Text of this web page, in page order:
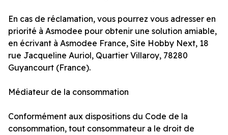
En cas de réclamation, vous pourrez vous adresser en
priorité à Asmodee pour obtenir une solution amiable,
en écrivant à Asmodee France, Site Hobby Next, 18
rue Jacqueline Auriol, Quartier Villaroy, 78280
Guyancourt (France).
Médiateur de la consommation
Conformément aux dispositions du Code de la
consommation, tout consommateur a le droit de